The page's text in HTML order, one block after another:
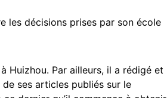
les décisions prises par son école
Huizhou. Par ailleurs, il a rédigé et
ses articles publiés sur le